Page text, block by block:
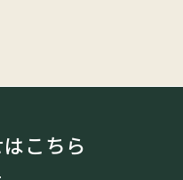
こちら